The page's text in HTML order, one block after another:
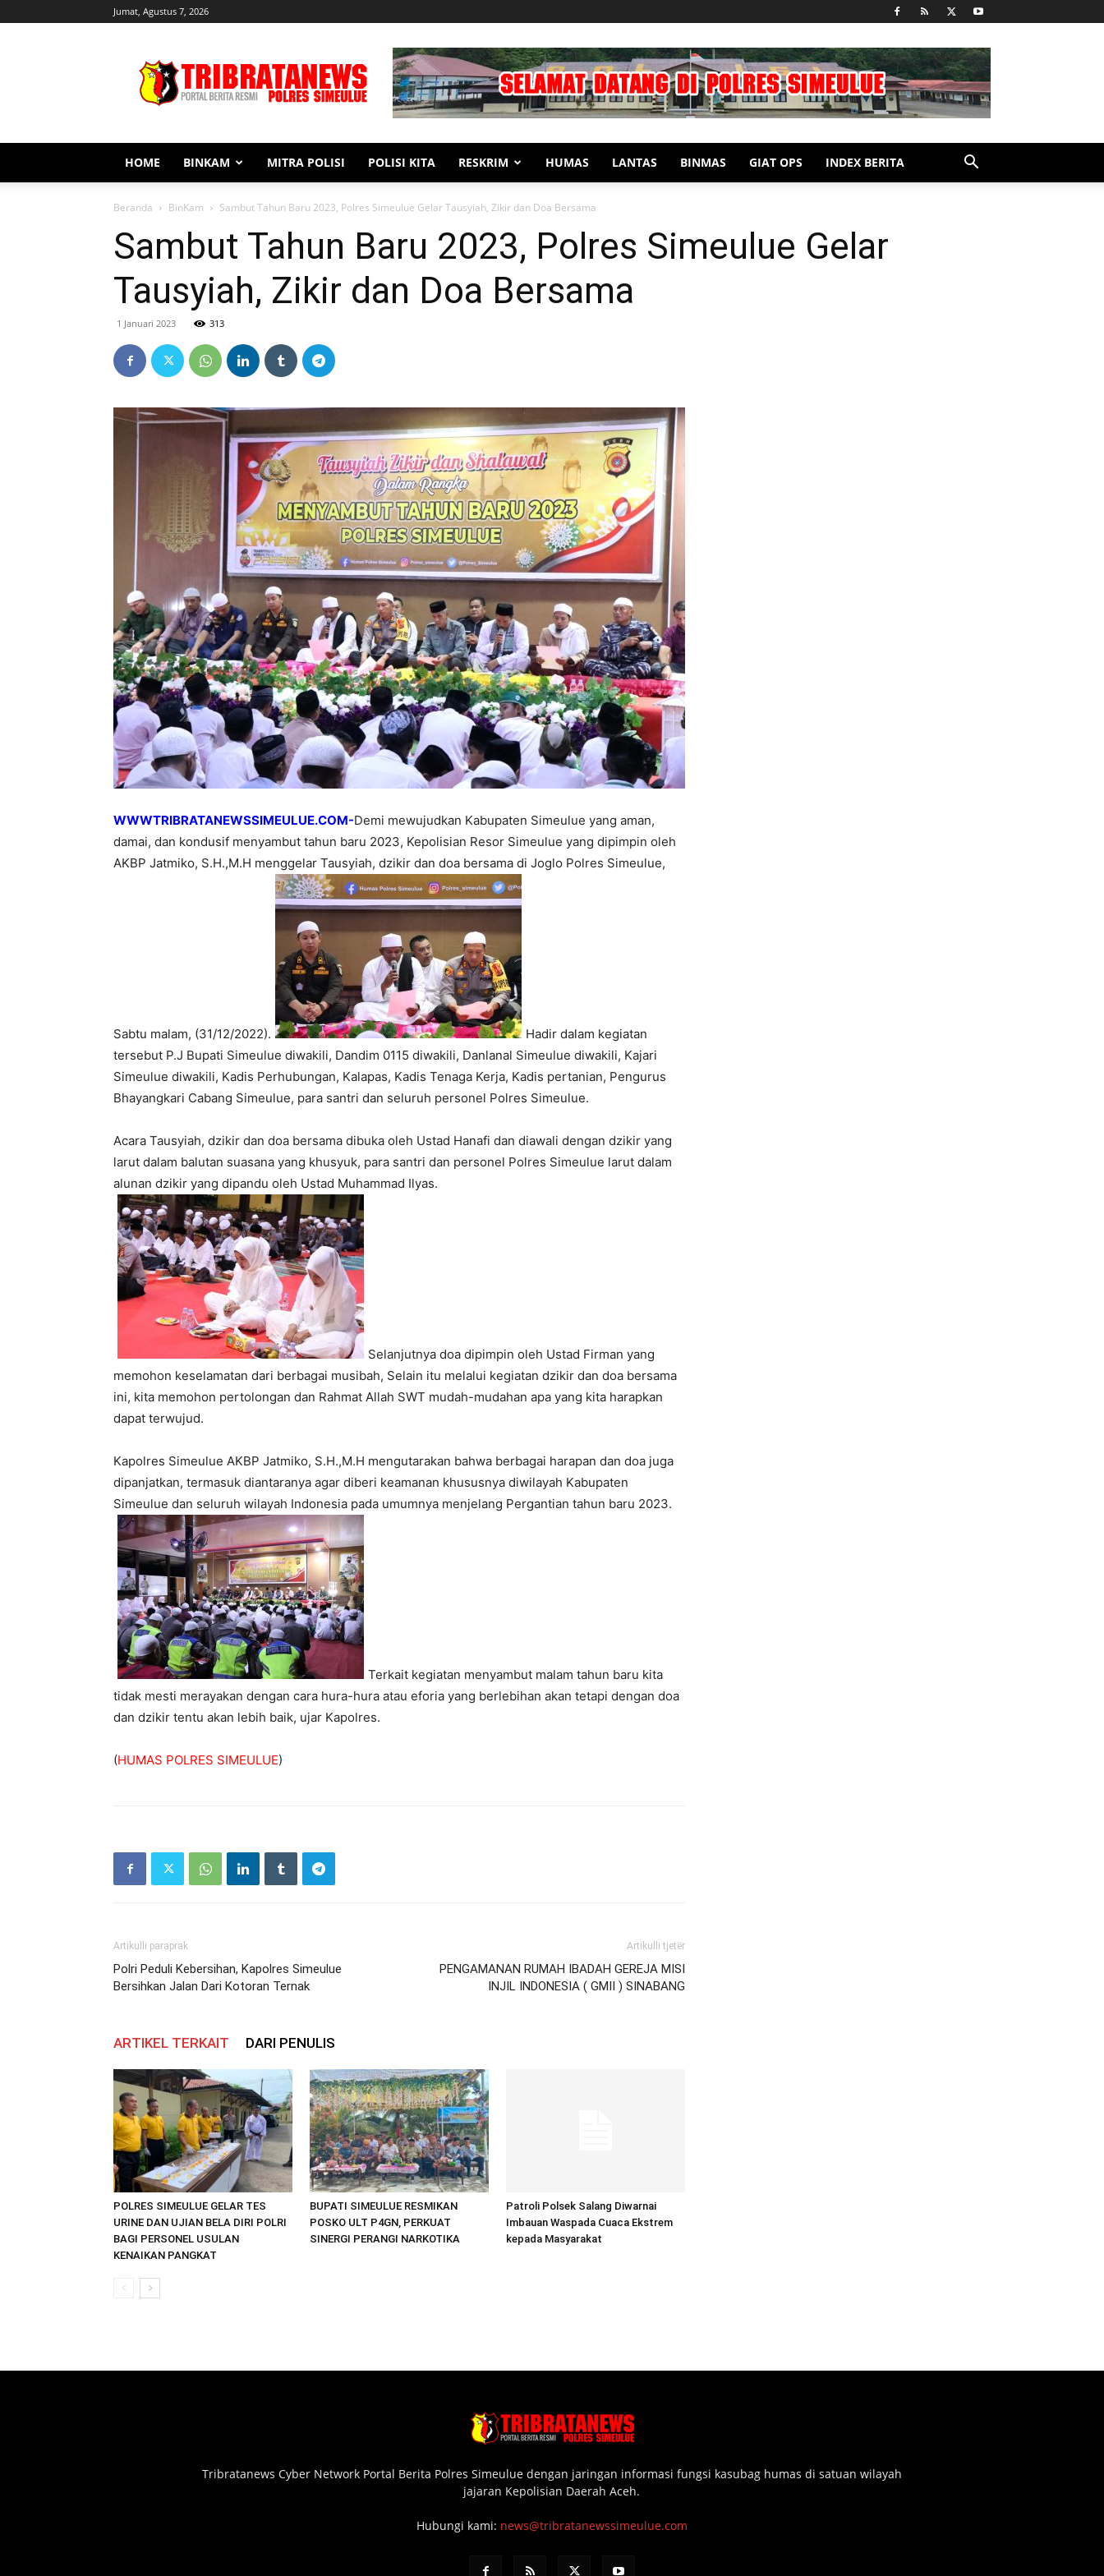
Jumat, Agustus 7, 2026
Simeulue
HOME BINKAM MITRA POLISI POLISI KITA RESKRIM HUMAS LANTAS BINMAS GIAT OPS INDEX BERITA
Beranda BinKam Sambut Tahun Baru 2023, Polres Simeulue Gelar Tausyiah, Zikir dan Doa Bersama
Sambut Tahun Baru 2023, Polres Simeulue Gelar
Tausyiah, Zikir dan Doa Bersama
1 Januari 2023 313
WWWTRIBRATANEWSSIMEULUE.COM-Demi mewujudkan Kabupaten Simeulue yang aman,
damai, dan kondusif menyambut tahun baru 2023, Kepolisian Resor Simeulue yang dipimpin oleh
AKBP Jatmiko, S.H.,M.H menggelar Tausyiah, dzikir dan doa bersama di Joglo Polres Simeulue,
Sabtu malam, (31/12/2022).
Hadir dalam kegiatan
tersebut P.J Bupati Simeulue diwakili, Dandim 0115 diwakili, Danlanal Simeulue diwakili, Kajari
Simeulue diwakili, Kadis Perhubungan, Kalapas, Kadis Tenaga Kerja, Kadis pertanian, Pengurus
Bhayangkari Cabang Simeulue, para santri dan seluruh personel Polres Simeulue.
Acara Tausyiah, dzikir dan doa bersama dibuka oleh Ustad Hanafi dan diawali dengan dzikir yang
larut dalam balutan suasana yang khusyuk, para santri dan personel Polres Simeulue larut dalam
alunan dzikir yang dipandu oleh Ustad Muhammad Ilyas.
Selanjutnya doa dipimpin oleh Ustad Firman yang
memohon keselamatan dari berbagai musibah, Selain itu melalui kegiatan dzikir dan doa bersama
ini, kita memohon pertolongan dan Rahmat Allah SWT mudah-mudahan apa yang kita harapkan
dapat terwujud.
Kapolres Simeulue AKBP Jatmiko, S.H.,M.H mengutarakan bahwa berbagai harapan dan doa juga
dipanjatkan, termasuk diantaranya agar diberi keamanan khususnya diwilayah Kabupaten
Simeulue dan seluruh wilayah Indonesia pada umumnya menjelang Pergantian tahun baru 2023.
Terkait kegiatan menyambut malam tahun baru kita
tidak mesti merayakan dengan cara hura-hura atau eforia yang berlebihan akan tetapi dengan doa
dan dzikir tentu akan lebih baik, ujar Kapolres.
(HUMAS POLRES SIMEULUE)
Artikulli paraprak
Polri Peduli Kebersihan, Kapolres Simeulue
Bersihkan Jalan Dari Kotoran Ternak
Artikulli tjetër
PENGAMANAN RUMAH IBADAH GEREJA MISI
INJIL INDONESIA ( GMII ) SINABANG
ARTIKEL TERKAIT DARI PENULIS
POLRES SIMEULUE GELAR TES
URINE DAN UJIAN BELA DIRI POLRI
BAGI PERSONEL USULAN
KENAIKAN PANGKAT
BUPATI SIMEULUE RESMIKAN
POSKO ULT P4GN, PERKUAT
SINERGI PERANGI NARKOTIKA
Patroli Polsek Salang Diwarnai
Imbauan Waspada Cuaca Ekstrem
kepada Masyarakat
Tribratanews Cyber Network Portal Berita Polres Simeulue dengan jaringan informasi fungsi kasubag humas di satuan wilayah
jajaran Kepolisian Daerah Aceh.
Hubungi kami: news@tribratanewssimeulue.com